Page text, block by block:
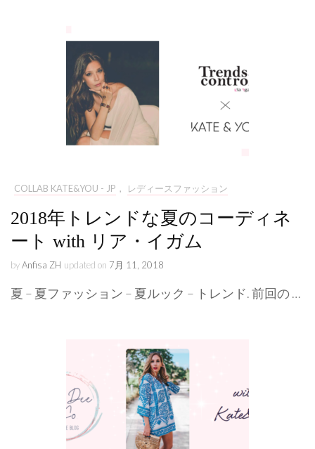
COLLAB KATE&YOU - JP , レディースファッション
2018年トレンドな夏のコーディネ
ート with リア・イガム
byAnfisa ZH updated on 7月 11, 2018
夏 – 夏ファッション – 夏ルック – トレンド. 前回の …